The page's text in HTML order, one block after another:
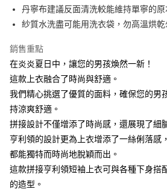
流程，驗證手機門號後，選擇欲分期的期數、
3.實際核准額度、可分期數及費用金額請依後續
消。如遇「轉專審核」未通過狀況，表示未達大
法說明評估內容。
1.分期款項不併入電信帳單，「大哥付你分期」
醒簡訊。
2.透過簡訊連結打開帳單後，可選擇「超商條碼
帳／街口支付／iPASS MONEY」等通路繳費。
【注意事項】
用戶於交易時，得透過本服務購買商品或服務，
買賣價金債權讓與本公司後，依約使用本公司
2.基於同意付款使用「大哥付你分期」之契約關
資料（包含姓名、電話或地址）提供予台灣大哥
運送方式
每筆NT$60，滿NT$1,200(含以上)免運費
付款後全家取貨
7-11取貨付款
每筆NT$60，滿NT$1,500(含以上)免運費
每筆NT$60，滿NT$1,500(含以上)免運費
宅配
丹寧布建議反面清洗較能維持單寧的原
紗質水洗盡可能用洗衣袋，勿高溫烘乾
銷售重點
在炎炎夏日中，讓您的男孩煥然一新！
這款上衣融合了時尚與舒適。
我們精心挑選了優質的面料，確保您的男
持涼爽舒適。
拼接設計不僅增添了時尚感，還展現了細
亨利領的設計更為上衣增添了一絲俐落感
都能獨特而時尚地脫穎而出。
這款拼接亨利領短袖上衣可與各種下身搭
的造型。